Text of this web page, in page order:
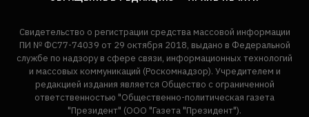
Свидетельство о регистрации средства массовой информации
ПИ № ФС77-74039 от 29 октября 2018, выдано в Федеральной
службе по надзору в сфере связи, информационных технологий
и массовых коммуникаций (Роскомнадзор). Учредителем и
редакцией издания является Общество с ограниченной
ответственностью "Общественно-политическая газета
"Президент" (ООО "Газета "Президент").